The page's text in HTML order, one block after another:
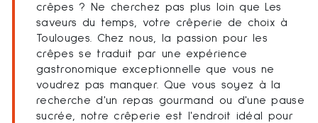
crêpes ? Ne cherchez pas plus loin que Les
saveurs du temps, votre crêperie de choix à
Toulouges. Chez nous, la passion pour les
crêpes se traduit par une expérience
gastronomique exceptionnelle que vous ne
voudrez pas manquer. Que vous soyez à la
recherche d'un repas gourmand ou d'une pause
sucrée, notre crêperie est l'endroit idéal pour